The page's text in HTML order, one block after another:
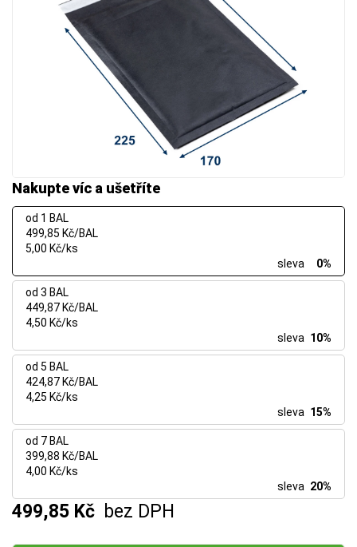
Nakupte víc a ušetříte
od 1 BAL
499,85 Kč/BAL
5,00 Kč/ks
sleva
0%
od 3 BAL
449,87 Kč/BAL
4,50 Kč/ks
sleva 10%
od 5 BAL
424,87 Kč/BAL
4,25 Kč/ks
sleva 15%
od 7 BAL
399,88 Kč/BAL
4,00 Kč/ks
sleva 20%
499,85 Kč bez DPH